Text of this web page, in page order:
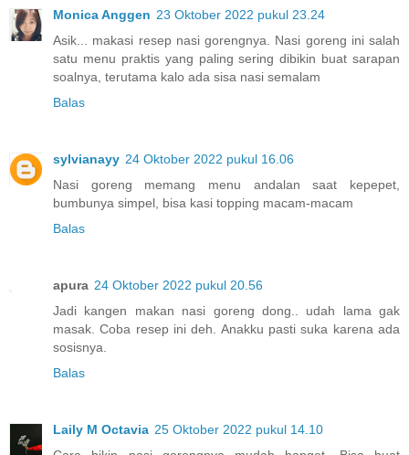
Monica Anggen 23 Oktober 2022 pukul 23.24
Asik... makasi resep nasi gorengnya. Nasi goreng ini salah
satu menu praktis yang paling sering dibikin buat sarapan
soalnya, terutama kalo ada sisa nasi semalam
Balas
sylvianayy 24 Oktober 2022 pukul 16.06
Nasi goreng memang menu andalan saat kepepet,
bumbunya simpel, bisa kasi topping macam-macam
Balas
apura 24 Oktober 2022 pukul 20.56
Jadi kangen makan nasi goreng dong.. udah lama gak
masak. Coba resep ini deh. Anakku pasti suka karena ada
sosisnya.
Balas
Laily M Octavia 25 Oktober 2022 pukul 14.10